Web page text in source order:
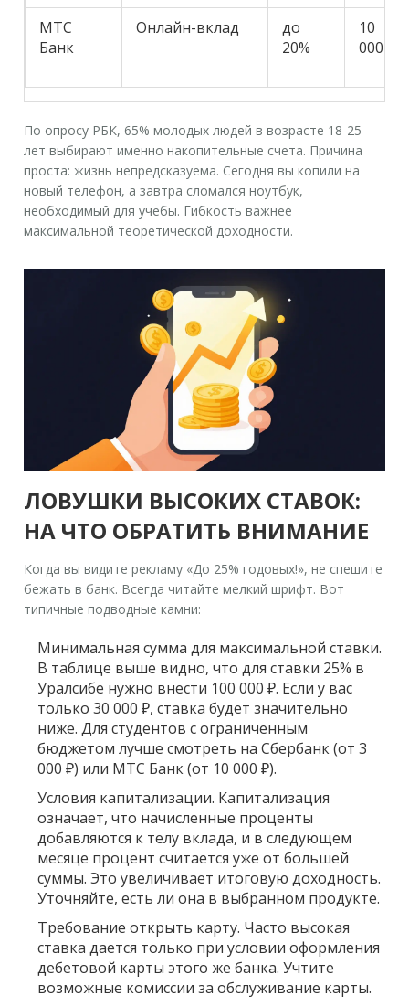
МТС
Банк
Онлайн-вклад
до
20%
10
000
По опросу РБК, 65% молодых людей в возрасте 18-25
лет выбирают именно накопительные счета. Причина
проста: жизнь непредсказуема. Сегодня вы копили на
новый телефон, а завтра сломался ноутбук,
необходимый для учебы. Гибкость важнее
максимальной теоретической доходности.
ЛОВУШКИ ВЫСОКИХ СТАВОК:
НА ЧТО ОБРАТИТЬ ВНИМАНИЕ
Когда вы видите рекламу «До 25% годовых!», не спешите
бежать в банк. Всегда читайте мелкий шрифт. Вот
типичные подводные камни:
Минимальная сумма для максимальной ставки.
В таблице выше видно, что для ставки 25% в
Уралсибе нужно внести 100 000 ₽. Если у вас
только 30 000 ₽, ставка будет значительно
ниже. Для студентов с ограниченным
бюджетом лучше смотреть на Сбербанк (от 3
000 ₽) или МТС Банк (от 10 000 ₽).
Условия капитализации. Капитализация
означает, что начисленные проценты
добавляются к телу вклада, и в следующем
месяце процент считается уже от большей
суммы. Это увеличивает итоговую доходность.
Уточняйте, есть ли она в выбранном продукте.
Требование открыть карту. Часто высокая
ставка дается только при условии оформления
дебетовой карты этого же банка. Учтите
возможные комиссии за обслуживание карты.